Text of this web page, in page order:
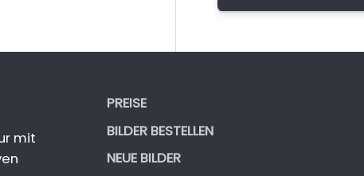
mit
PREISE
BILDER BESTELLEN
NEUE BILDER